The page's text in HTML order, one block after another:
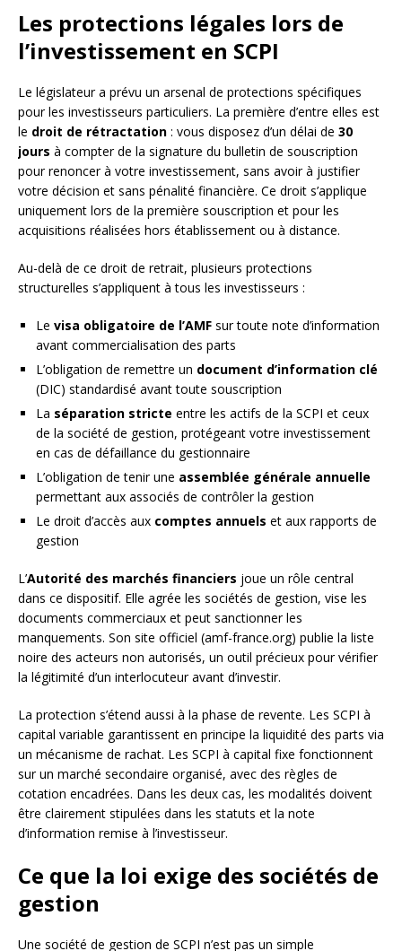
Les protections légales lors de
l’investissement en SCPI
Le législateur a prévu un arsenal de protections spécifiques
pour les investisseurs particuliers. La première d’entre elles est
le droit de rétractation : vous disposez d’un délai de 30
jours à compter de la signature du bulletin de souscription
pour renoncer à votre investissement, sans avoir à justifier
votre décision et sans pénalité financière. Ce droit s’applique
uniquement lors de la première souscription et pour les
acquisitions réalisées hors établissement ou à distance.
Au-delà de ce droit de retrait, plusieurs protections
structurelles s’appliquent à tous les investisseurs :
Le visa obligatoire de l’AMF sur toute note d’information
avant commercialisation des parts
L’obligation de remettre un document d’information clé
(DIC) standardisé avant toute souscription
La séparation stricte entre les actifs de la SCPI et ceux
de la société de gestion, protégeant votre investissement
en cas de défaillance du gestionnaire
L’obligation de tenir une assemblée générale annuelle
permettant aux associés de contrôler la gestion
Le droit d’accès aux comptes annuels et aux rapports de
gestion
L’Autorité des marchés financiers joue un rôle central
dans ce dispositif. Elle agrée les sociétés de gestion, vise les
documents commerciaux et peut sanctionner les
manquements. Son site officiel (amf-france.org) publie la liste
noire des acteurs non autorisés, un outil précieux pour vérifier
la légitimité d’un interlocuteur avant d’investir.
La protection s’étend aussi à la phase de revente. Les SCPI à
capital variable garantissent en principe la liquidité des parts via
un mécanisme de rachat. Les SCPI à capital fixe fonctionnent
sur un marché secondaire organisé, avec des règles de
cotation encadrées. Dans les deux cas, les modalités doivent
être clairement stipulées dans les statuts et la note
d’information remise à l’investisseur.
Ce que la loi exige des sociétés de
gestion
Une société de gestion de SCPI n’est pas un simple